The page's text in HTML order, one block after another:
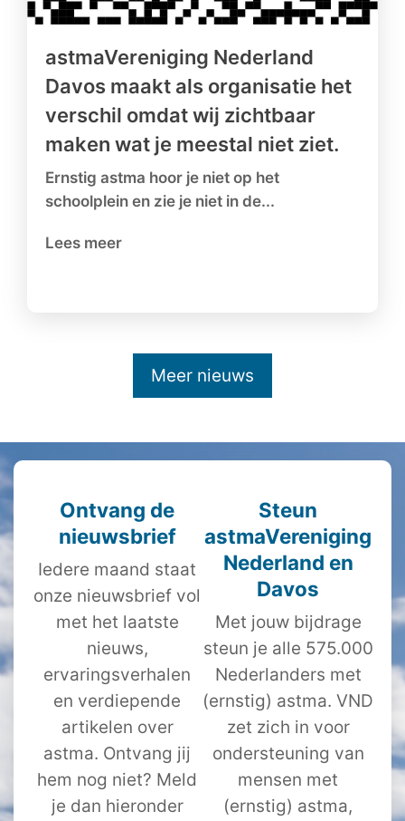
astmaVereniging Nederland
Davos maakt als organisatie het
verschil omdat wij zichtbaar
maken wat je meestal niet ziet.
Ernstig astma hoor je niet op het
schoolplein en zie je niet in de...
Lees meer
Meer nieuws
Ontvang de
nieuwsbrief
Iedere maand staat
onze nieuwsbrief vol
met het laatste
nieuws,
ervaringsverhalen
en verdiepende
artikelen over
astma. Ontvang jij
hem nog niet? Meld
je dan hieronder
Steun
astmaVereniging
Nederland en
Davos
Met jouw bijdrage
steun je alle 575.000
Nederlanders met
(ernstig) astma. VND
zet zich in voor
ondersteuning van
mensen met
(ernstig) astma,